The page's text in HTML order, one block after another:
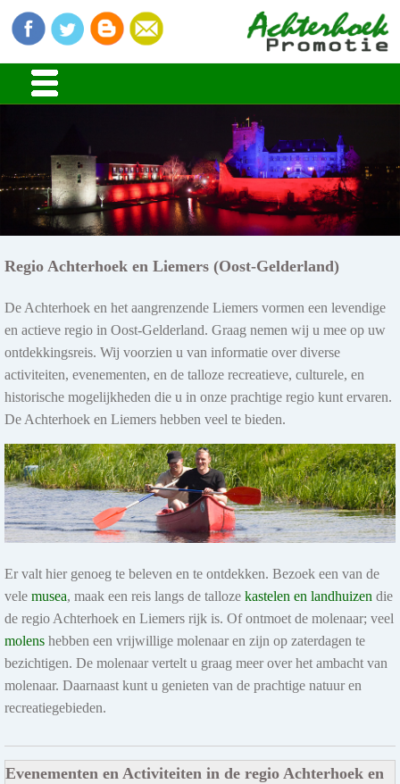
Regio Achterhoek en Liemers (Oost-Gelderland)
De Achterhoek en het aangrenzende Liemers vormen een levendige
en actieve regio in Oost-Gelderland. Graag nemen wij u mee op uw
ontdekkingsreis. Wij voorzien u van informatie over diverse
activiteiten, evenementen, en de talloze recreatieve, culturele, en
historische mogelijkheden die u in onze prachtige regio kunt ervaren.
De Achterhoek en Liemers hebben veel te bieden.
Er valt hier genoeg te beleven en te ontdekken. Bezoek een van de
vele musea, maak een reis langs de talloze kastelen en landhuizen die
de regio Achterhoek en Liemers rijk is. Of ontmoet de molenaar; veel
molens hebben een vrijwillige molenaar en zijn op zaterdagen te
bezichtigen. De molenaar vertelt u graag meer over het ambacht van
molenaar. Daarnaast kunt u genieten van de prachtige natuur en
recreatiegebieden.
Evenementen en Activiteiten in de regio Achterhoek en